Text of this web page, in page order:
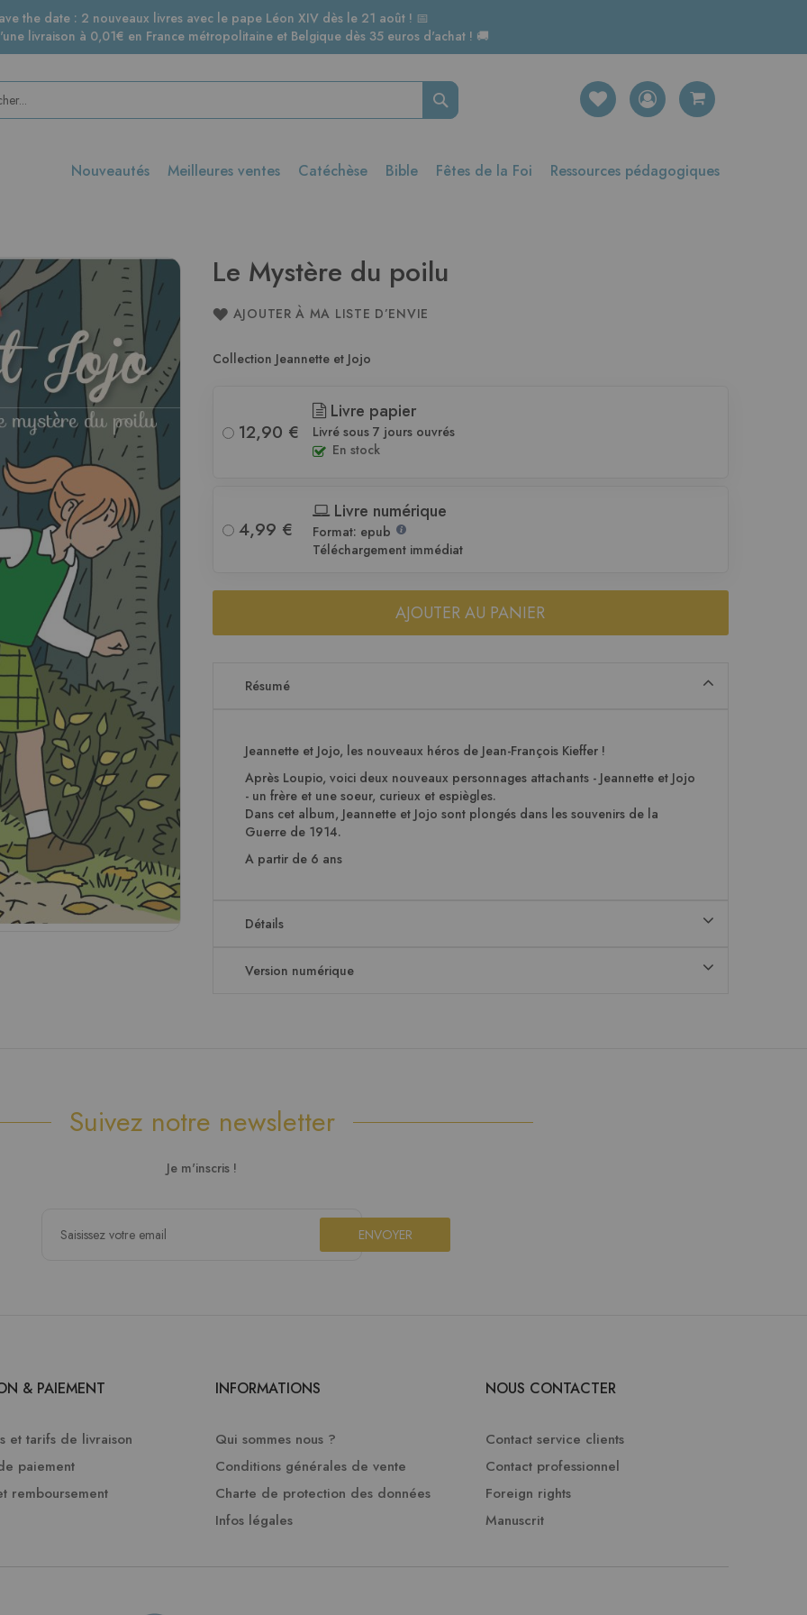
the date : 2 nouveaux livres avec le pape Léon XIV dès le 21 août ! 📅
livraison à 0,01€ en France métropolitaine et Belgique dès 35 euros d'achat ! 🚚
Rechercher
Nouveautés Meilleures ventes Catéchèse Bible Fêtes de la Foi Ressources pédagogiques
Le Mystère du poilu
AJOUTER À MA LISTE D’ENVIE
Collection Jeannette et Jojo
12,90 €
Livre papier
Livré sous 7 jours ouvrés
En stock
4,99 €
Livre numérique
Format: epub
Téléchargement immédiat
AJOUTER AU PANIER
Résumé
Jeannette et Jojo, les nouveaux héros de Jean-François Kieffer !
Après Loupio, voici deux nouveaux personnages attachants - Jeannette et Jojo
- un frère et une soeur, curieux et espiègles.
Dans cet album, Jeannette et Jojo sont plongés dans les souvenirs de la
Guerre de 1914.
A partir de 6 ans
Détails
Version numérique
Suivez notre newsletter
Je m'inscris !
ENVOYER
& PAIEMENT
et tarifs de livraison
paiement
remboursement
INFORMATIONS
Qui sommes nous ?
Conditions générales de vente
Charte de protection des données
Infos légales
NOUS CONTACTER
Contact service clients
Contact professionnel
Foreign rights
Manuscrit